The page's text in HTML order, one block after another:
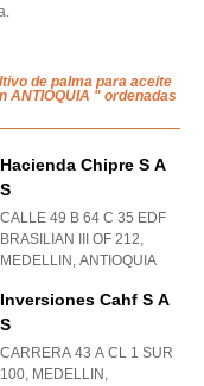
de palma para aceite
ANTIOQUIA " ordenadas
Hacienda Chipre S A
S
CALLE 49 B 64 C 35 EDF
BRASILIAN III OF 212,
MEDELLIN , ANTIOQUIA
Inversiones Cahf S A
S
CARRERA 43 A CL 1 SUR
100, MEDELLIN ,